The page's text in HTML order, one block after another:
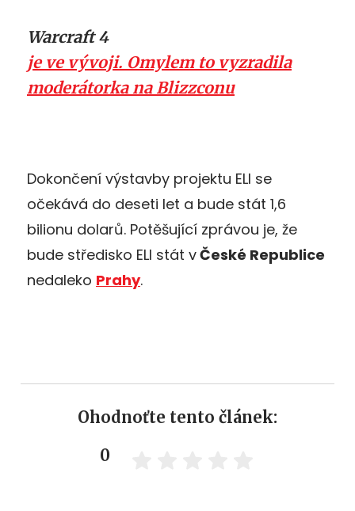
Warcraft 4
je ve vývoji. Omylem to vyzradila
moderátorka na Blizzconu
Dokončení výstavby projektu ELI se
očekává do deseti let a bude stát 1,6
bilionu dolarů. Potěšující zprávou je, že
bude středisko ELI stát vČeské Republice
nedaleko Prahy.
Ohodnoťte tento článek:
0